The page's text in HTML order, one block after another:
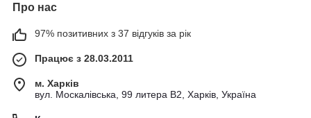
Про нас
97% позитивних з 37 відгуків за рік
Працює з 28.03.2011
м. Харків
вул. Москалівська, 99 литера В2, Харків, Україна